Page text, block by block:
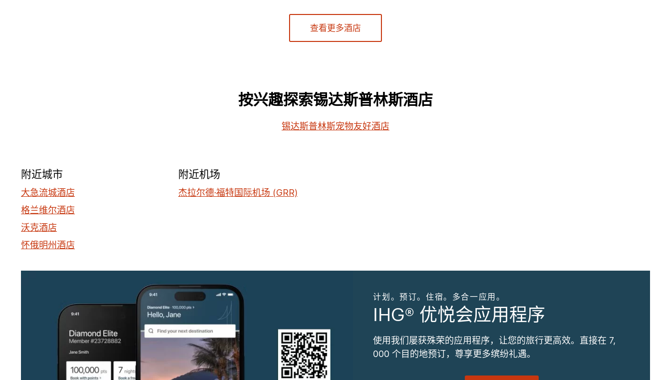
查看更多酒店
按兴趣探索锡达斯普林斯酒店
锡达斯普林斯宠物友好酒店
附近城市
大急流城酒店
格兰维尔酒店
沃克酒店
怀俄明州酒店
附近机场
杰拉尔德·福特国际机场 (GRR)
计划。预订。住宿。多合一应用。
IHG® 优悦会应用程序
使用我们屡获殊荣的应用程序，让您的旅行更高效。直接在 7,
000 个目的地预订，尊享更多缤纷礼遇。